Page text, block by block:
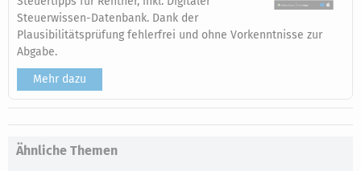
Steuerwissen-Datenbank. Dank der
Plausibilitätsprüfung fehlerfrei und ohne Vorkenntnisse zur
Abgabe.
Mehr dazu
Ähnliche Themen